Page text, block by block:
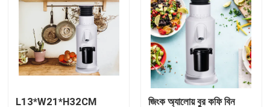
কফি বিন গ্রাইন্ডার
Burr কফি পেষকদন্ত
L13*W21*H32CM জিংক অ্যালোয় বুর কফি বিন